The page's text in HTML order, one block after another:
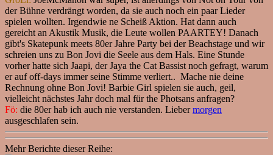
der Bühne verdrängt worden, da sie auch noch ein paar Lieder
spielen wollten. Irgendwie ne Scheiß Aktion. Hat dann auch
gereicht an Akustik Musik, die Leute wollen PAARTEY! Danach
gibt's Skatepunk meets 80er Jahre Party bei der Beachstage und wir
schreien uns zu Bon Jovi die Seele aus dem Hals. Eine Stunde
vorher hatte sich Jaapi, der Jaya the Cat Bassist noch gefragt, warum
er auf off-days immer seine Stimme verliert.. Mache nie deine
Rechnung ohne Bon Jovi! Barbie Girl spielen sie auch, geil,
vielleicht nächstes Jahr doch mal für the Photsans anfragen?
Fö: die 80er hab ich auch nie verstanden. Liebermorgen
ausgeschlafen sein.
Mehr Berichte dieser Reihe: